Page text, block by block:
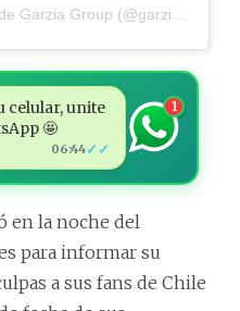
celular, unite
🤩
06:44✓✓
1
en la noche del
para informar su
a sus fans de Chile